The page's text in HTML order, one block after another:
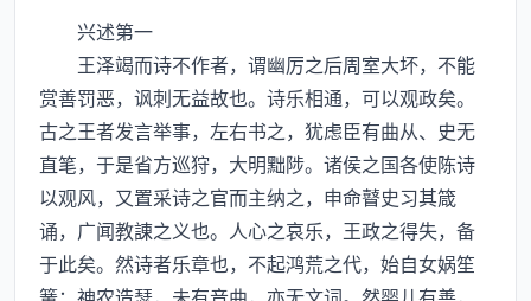
兴述第一
王泽竭而诗不作者，谓幽厉之后周室大坏，不能
赏善罚恶，讽刺无益故也。诗乐相通，可以观政矣。
古之王者发言举事，左右书之，犹虑臣有曲从、史无
直笔，于是省方巡狩，大明黜陟。诸侯之国各使陈诗
以观风，又置采诗之官而主纳之，申命瞽史习其箴
诵，广闻教諌之义也。人心之哀乐，王政之得失，备
于此矣。然诗者乐章也，不起鸿荒之代，始自女娲笙